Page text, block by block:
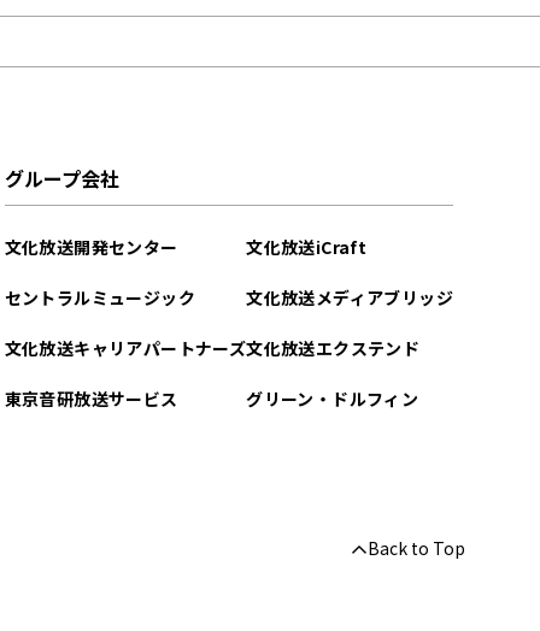
グループ会社
文化放送開発センター
セントラルミュージック
文化放送キャリアパートナーズ
東京音研放送サービス
文化放送iCraft
文化放送メディアブリッジ
文化放送エクステンド
グリーン・ドルフィン
Back to Top